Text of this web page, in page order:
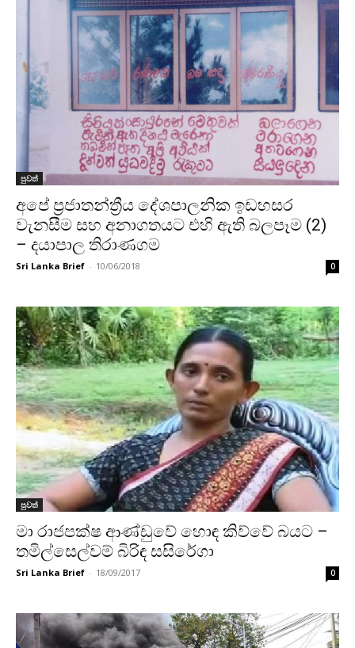
පුවත්
අපේ ප්‍රජාතන්ත්‍රීය දේශපාලනික ඉඩහසර
වැනසීම සහ අනාගතයට එහි ඇති බලපෑම (2)
– දයාපාල තිරාණගම
Sri Lanka Brief - 10/06/2018 0
පුවත්
මා රාජපක්ෂ ආණ්ඩුවේ හොඳ කිව්වේ බයට –
තමිල්සෙල්වම් බිරිඳ සසිරේගා
Sri Lanka Brief - 18/09/2017 0